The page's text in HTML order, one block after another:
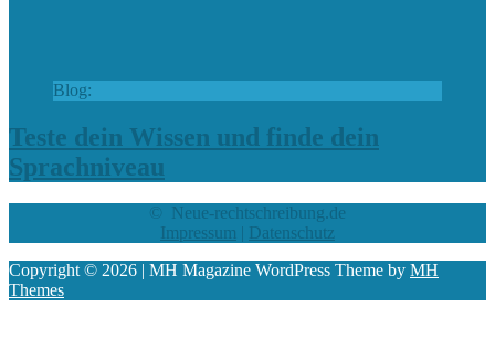
Blog:
Teste dein Wissen und finde dein
Sprachniveau
© Neue-rechtschreibung.de
Impressum | Datenschutz
Copyright © 2026 | MH Magazine WordPress Theme by MH
Themes